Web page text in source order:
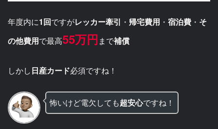
年度内に1回ですがレッカー牽引 ・ 帰宅費用 ・ 宿泊費 ・ そ
の他費用で最高55万円まで補償
しかし日産カード必須ですね！
怖いけど電欠しても超安心ですね！